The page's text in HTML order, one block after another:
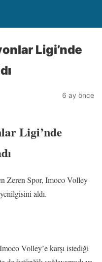
Ligi’nde
6 ay önce
Ligi’nde
Zeren Spor, Imoco Volley
aldı.
Volley’e karşı istediği